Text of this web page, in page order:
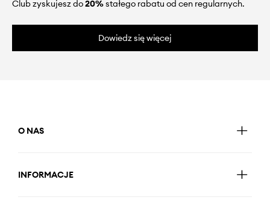
Club zyskujesz do20%stałego rabatu od cen regularnych.
Dowiedz się więcej
O NAS
INFORMACJE